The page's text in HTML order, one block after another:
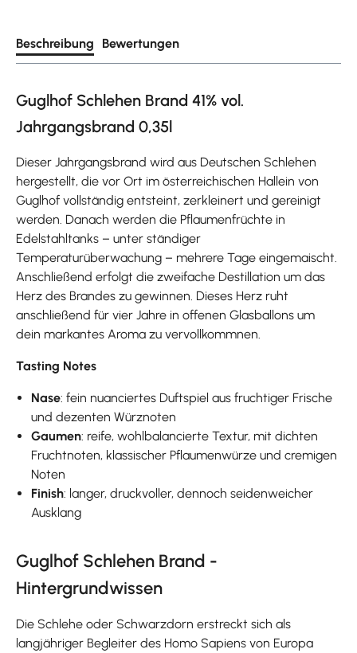
Beschreibung Bewertungen
Guglhof Schlehen Brand 41% vol.
Jahrgangsbrand 0,35l
Dieser Jahrgangsbrand wird aus Deutschen Schlehen
hergestellt, die vor Ort im österreichischen Hallein von
Guglhof vollständig entsteint, zerkleinert und gereinigt
werden. Danach werden die Pflaumenfrüchte in
Edelstahltanks – unter ständiger
Temperaturüberwachung – mehrere Tage eingemaischt.
Anschließend erfolgt die zweifache Destillation um das
Herz des Brandes zu gewinnen. Dieses Herz ruht
anschließend für vier Jahre in offenen Glasballons um
dein markantes Aroma zu vervollkommnen.
Tasting Notes
Nase: fein nuanciertes Duftspiel aus fruchtiger Frische
und dezenten Würznoten
Gaumen: reife, wohlbalancierte Textur, mit dichten
Fruchtnoten, klassischer Pflaumenwürze und cremigen
Noten
Finish: langer, druckvoller, dennoch seidenweicher
Ausklang
Guglhof Schlehen Brand -
Hintergrundwissen
Die Schlehe oder Schwarzdorn erstreckt sich als
langjähriger Begleiter des Homo Sapiens von Europa